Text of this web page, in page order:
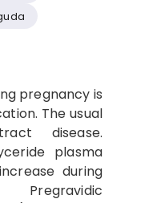
pregnancy is
The usual
disease.
plasma
during